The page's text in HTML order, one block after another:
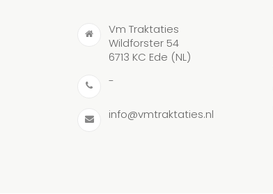
Vm Traktaties
Wildforster 54
6713 KC Ede (NL)
-
info@vmtraktaties.nl